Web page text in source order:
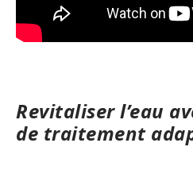
Revitaliser l’eau
de traitement